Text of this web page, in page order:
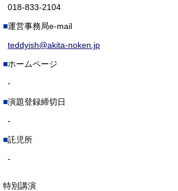
018-833-2104
運営事務局e-mail
teddyish@akita-noken.jp
ホームページ
-
演題登録締切日
-
託児所
-
特別講演